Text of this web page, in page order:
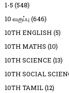
1-5 (548)
10 வகுப்பு (646)
10TH ENGLISH (5)
10TH MATHS (10)
10TH SCIENCE (13)
10TH SOCIAL
10TH TAMIL(12)